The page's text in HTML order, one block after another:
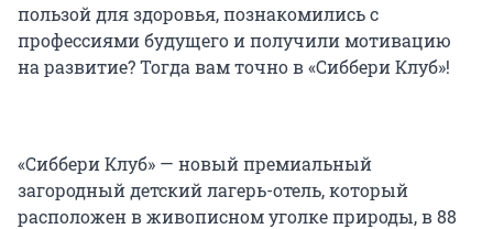
пользой для здоровья, познакомились с
профессиями будущего и получили мотивацию
на развитие? Тогда вам точно в «Сиббери Клуб»!
«Сиббери Клуб» — новый премиальный
загородный детский лагерь-отель, который
расположен в живописном уголке природы, в 88